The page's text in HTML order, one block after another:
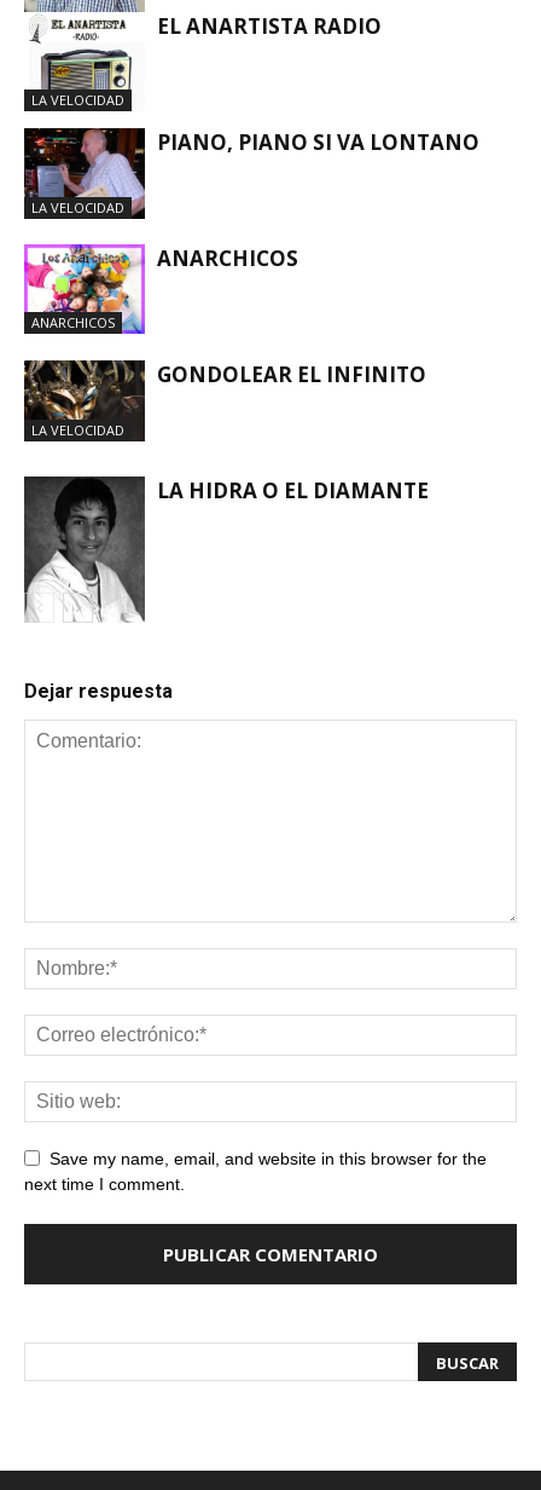
LA VELOCIDAD
LA VELOCIDAD
EL ANARTISTA RADIO
LA VELOCIDAD
PIANO, PIANO SI VA LONTANO
ANARCHICOS
ANARCHICOS
LA VELOCIDAD
GONDOLEAR EL INFINITO
LA HIDRA O EL DIAMANTE
Dejar respuesta
Save my name, email, and website in this browser for the
next time I comment.